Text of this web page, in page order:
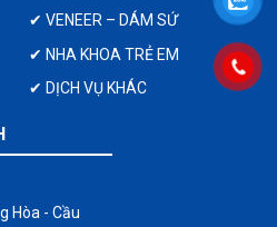
✔ VENEER – DÁM SỨ
✔ NHA KHOA TRẺ EM
✔ DỊCH VỤ KHÁC
Hòa - Cầu